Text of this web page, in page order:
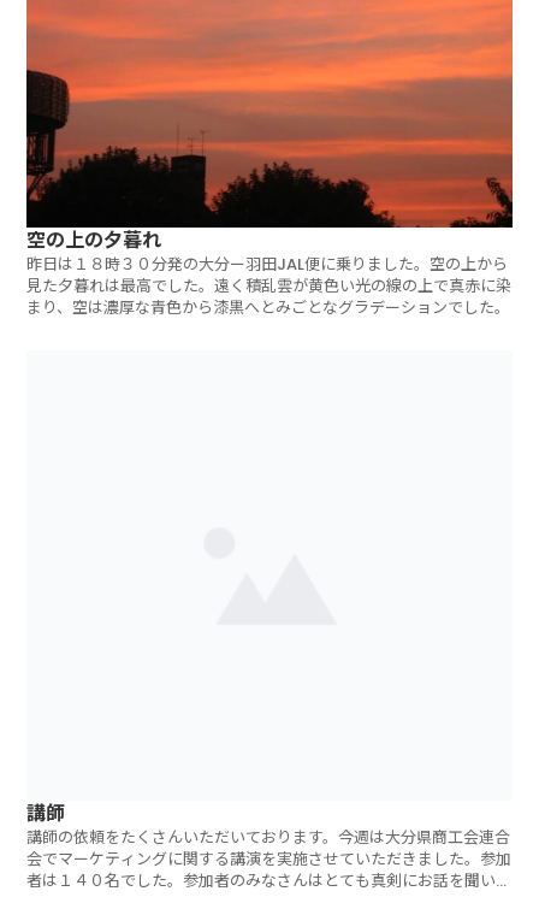
空の上の夕暮れ
昨日は１８時３０分発の大分ー羽田JAL便に乗りました。空の上から
見た夕暮れは最高でした。遠く積乱雲が黄色い光の線の上で真赤に染
まり、空は濃厚な青色から漆黒へとみごとなグラデーションでした。
講師
講師の依頼をたくさんいただいております。今週は大分県商工会連合
会でマーケティングに関する講演を実施させていただきました。参加
者は１４０名でした。参加者のみなさんはとても真剣にお話を聞いて